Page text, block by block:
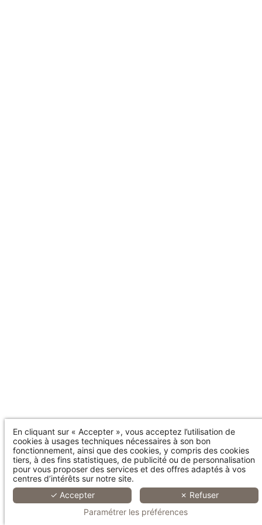
En cliquant sur « Accepter », vous acceptez l’utilisation de
cookies à usages techniques nécessaires à son bon
fonctionnement, ainsi que des cookies, y compris des cookies
tiers, à des fins statistiques, de publicité ou de personnalisation
pour vous proposer des services et des offres adaptés à vos
centres d’intérêts sur notre site.
✓ Accepter
✗ Refuser
Paramétrer les préférences